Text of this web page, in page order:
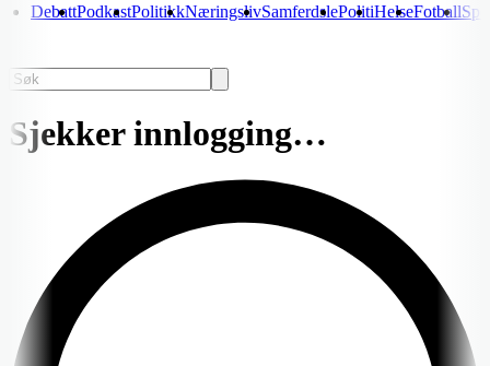
DebattPodkastPolitikkNæringslivSamferdslePolitiHelseFotball
Sjekker innlogging…